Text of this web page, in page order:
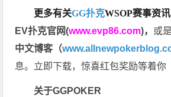
更多有关GG扑克WSOP赛事资
EV扑克官网(www.evp86.com)， 或
中文博客（
息。立即下载，惊喜红包奖励等着你
关于GGPOKER